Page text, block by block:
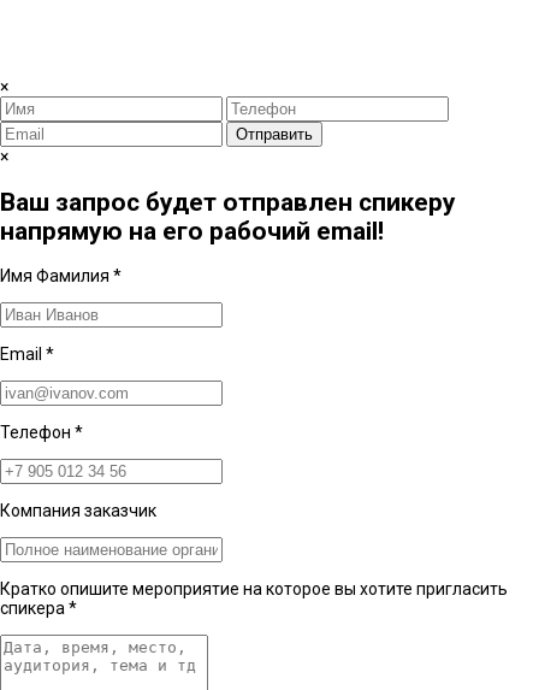
×
Отправить
×
Ваш запрос будет отправлен спикеру
напрямую на его рабочий email!
Имя Фамилия *
Email *
Телефон *
Компания заказчик
Кратко опишите мероприятие на которое вы хотите пригласить
спикера *